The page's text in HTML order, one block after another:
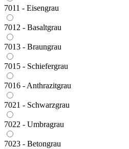
7011 - Eisengrau
7012 - Basaltgrau
7013 - Braungrau
7015 - Schiefergrau
7016 - Anthrazitgrau
7021 - Schwarzgrau
7022 - Umbragrau
7023 - Betongrau